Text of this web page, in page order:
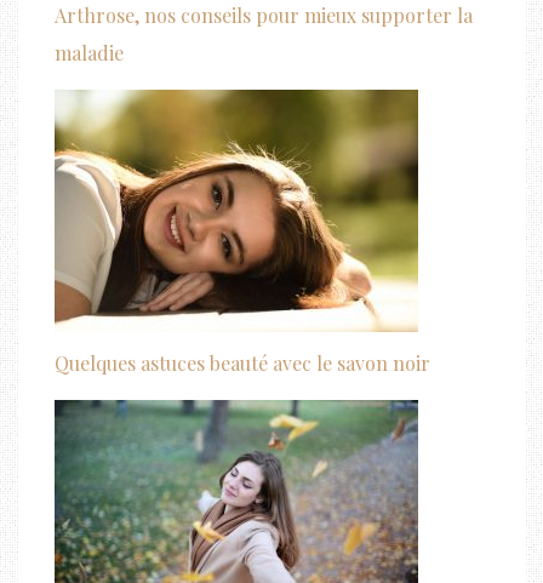
Arthrose, nos conseils pour mieux supporter la
maladie
Quelques astuces beauté avec le savon noir